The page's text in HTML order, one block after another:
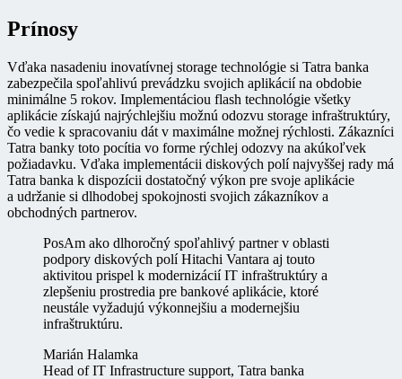
Prínosy
Vďaka nasadeniu inovatívnej storage technológie si Tatra banka
zabezpečila spoľahlivú prevádzku svojich aplikácií na obdobie
minimálne 5 rokov. Implementáciou flash technológie všetky
aplikácie získajú najrýchlejšiu možnú odozvu storage infraštruktúry,
čo vedie k spracovaniu dát v maximálne možnej rýchlosti. Zákazníci
Tatra banky toto pocítia vo forme rýchlej odozvy na akúkoľvek
požiadavku. Vďaka implementácii diskových polí najvyššej rady má
Tatra banka k dispozícii dostatočný výkon pre svoje aplikácie
a udržanie si dlhodobej spokojnosti svojich zákazníkov a
obchodných partnerov.
PosAm ako dlhoročný spoľahlivý partner v oblasti
podpory diskových polí Hitachi Vantara aj touto
aktivitou prispel k modernizácií IT infraštruktúry a
zlepšeniu prostredia pre bankové aplikácie, ktoré
neustále vyžadujú výkonnejšiu a modernejšiu
infraštruktúru.
Marián Halamka
Head of IT Infrastructure support, Tatra banka